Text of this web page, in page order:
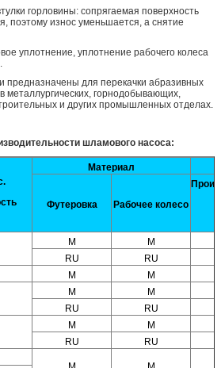
горловины: сопрягаемая поверхность
поэтому износ уменьшается, а снятие
уплотнение, уплотнение рабочего колеса
для перекачки абразивных
металлургических, горнодобывающих,
и других промышленных отделах.
шламового насоса:
Материал
Футеровка Рабочее колесо
M M
RU
RU
M M
M
M
RU
RU
M M
RU
RU